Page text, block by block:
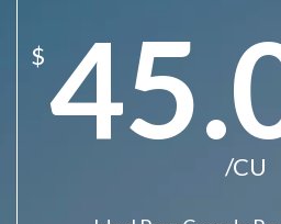
$
/CU